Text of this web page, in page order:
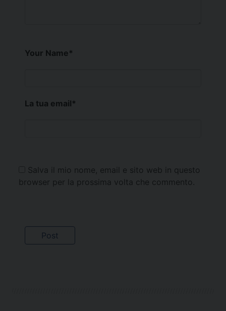
Your Name*
La tua email*
Salva il mio nome, email e sito web in questo
browser per la prossima volta che commento.